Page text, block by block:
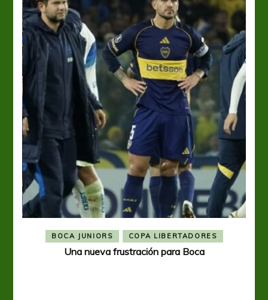
BOCA JUNIORS COPA LIBERTADORES
Una nueva frustración para Boca